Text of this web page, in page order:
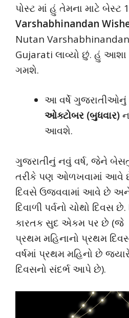
પોસ્ટ માં હું તેમના માટે બેસ્ટ
Varshabhinandan
Nutan
Gujarati લાવ્યો છું. હું
ગમશે.
આ વર્ષે ગુજરાતીઓનું
ઓક્ટોબર (બુધવાર)
આવશે.
ગુજરાતીનું નવું વર્ષ, જેને
તરીકે પણ ઓળખવામાં આવે છે,
દિવસે ઉજવવામાં આવે છે અને
દિવાળી પર્વનો ચોથો દિવસ
કારતક સુદ એકમ પર છે (જે
પ્રથમ મહિનાનો પ્રથમ
વર્ષમાં પ્રથમ મહિનો છે
દિવસનો સંદર્ભ આપે છે).